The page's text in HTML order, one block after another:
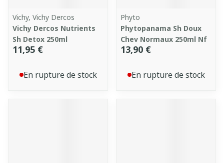
Vichy, Vichy Dercos
Vichy Dercos Nutrients
Sh Detox 250ml
11,95 €
En rupture de stock
Phyto
Phytopanama Sh Doux
Chev Normaux 250ml Nf
13,90 €
En rupture de stock